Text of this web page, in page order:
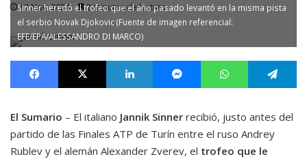
12 Nov, 2024 2 minutos de lectura
Sinner heredó el trofeo que el año pasado levantó en la misma pista
el serbio Novak Djokovic (Fuente de imagen referencial:
EFE/EPA/ALESSANDRO DI MARCO)
Facebook X LinkedIn MessengerWhatsApp
El Sumario – El italiano Jannik Sinner recibió, justo antes del
partido de las Finales ATP de Turín entre el ruso Andrey
Rublev y el alemán Alexander Zverev, el trofeo que le